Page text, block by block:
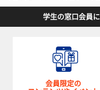
学生の窓口会員
会員限定の